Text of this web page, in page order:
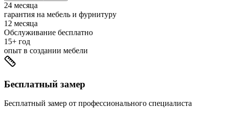
24 месяца
гарантия на мебель и фурнитуру
12 месяца
Обслуживание бесплатно
15+ год
опыт в создании мебели
Бесплатный замер
Бесплатный замер от профессионального специалиста